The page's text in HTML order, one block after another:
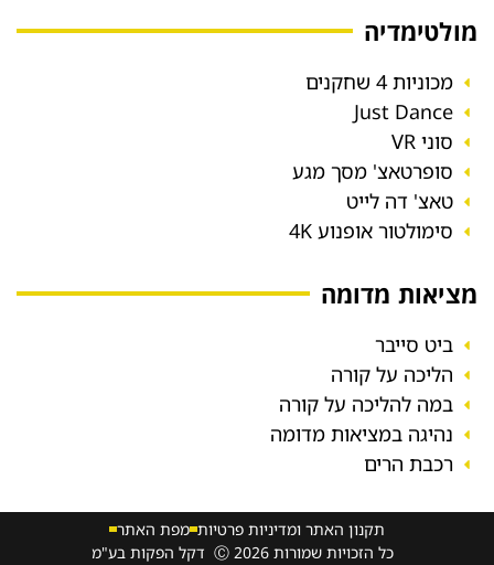
מולטימדיה
מכוניות 4 שחקנים
Just Dance
סוני VR
סופרטאצ' מסך מגע
טאצ' דה לייט
סימולטור אופנוע 4K
מציאות מדומה
ביט סייבר
הליכה על קורה
במה להליכה על קורה
נהיגה במציאות מדומה
רכבת הרים
תקנון האתר ומדיניות פרטיות מפת האתר
כל הזכויות שמורות 2026 Ⓒ דקל הפקות בע"מ